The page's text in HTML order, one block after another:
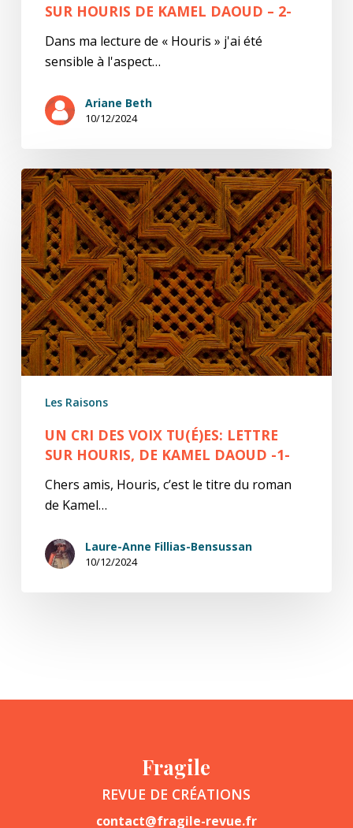
SUR HOURIS DE KAMEL DAOUD – 2-
Dans ma lecture de « Houris » j'ai été
sensible à l'aspect…
Ariane Beth
10/12/2024
Un
cri
des
voix
tu(é)es:
lettre
sur
Houris,
de
Kamel
Les Raisons
UN CRI DES VOIX TU(É)ES: LETTRE
SUR HOURIS, DE KAMEL DAOUD -1-
Chers amis, Houris, c’est le titre du roman
de Kamel…
Laure-Anne Fillias-Bensussan
10/12/2024
Fragile
REVUE DE CRÉATIONS
contact@fragile-revue.fr